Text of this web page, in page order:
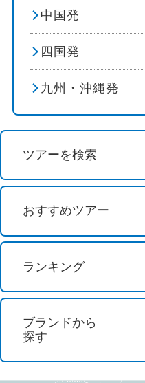
ゴルフ
その他テーマ
テーマパーク
中国発
四国発
九州・沖縄発
ツアーを検索
おすすめツアー
ランキング
ブランドから
探す